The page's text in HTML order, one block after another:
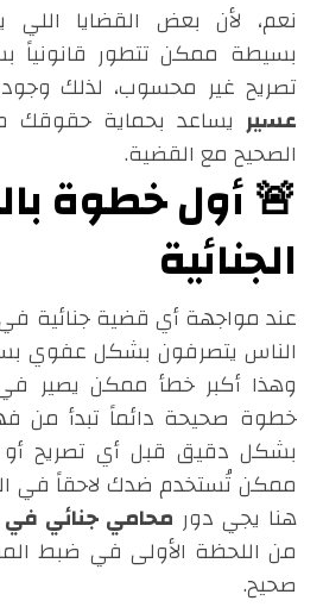
نعم، لأن بعض القضايا
بسيطة ممكن تتطور قانونياً
تصريح غير محسوب، لذلك وجود
عسير يساعد بحماية حقوقك
الصحيح مع القضية.
🚨 أول خطوة
الجنائية
عند مواجهة أي قضية جنائية
الناس يتصرفون بشكل عفوي
وهذا أكبر خطأ ممكن يصير
خطوة صحيحة دائماً تبدأ من
بشكل دقيق قبل أي تصريح أو
ممكن تُستخدم ضدك لاحقاً في
هنا يجي دور محامي جنائي
من اللحظة الأولى في ضبط
صحيح.